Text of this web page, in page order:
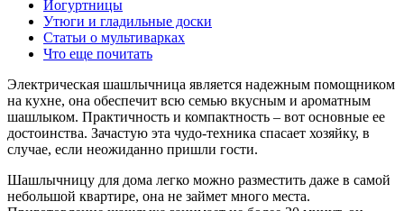
Йогуртницы
Утюги и гладильные доски
Статьи о мультиварках
Что еще почитать
Электрическая шашлычница является надежным помощником
на кухне, она обеспечит всю семью вкусным и ароматным
шашлыком. Практичность и компактность – вот основные ее
достоинства. Зачастую эта чудо-техника спасает хозяйку, в
случае, если неожиданно пришли гости.
Шашлычницу для дома легко можно разместить даже в самой
небольшой квартире, она не займет много места.